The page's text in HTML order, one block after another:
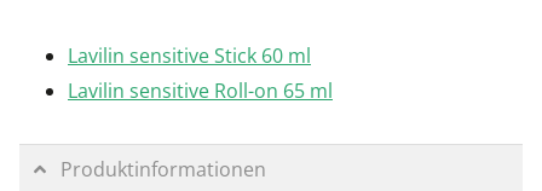
Lavilin sensitive Stick 60 ml
Lavilin sensitive Roll-on 65 ml
Produktinformationen